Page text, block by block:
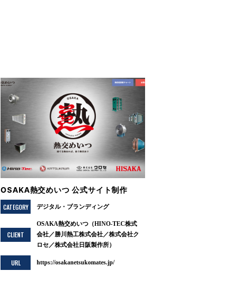
OSAKA熱交めいつ 公式サイト制作
CATEGORY デジタル ブランディング
CLIENT
OSAKA熱交めいつ（HINO-TEC株式
会社／勝川熱工株式会社／株式会社ク
ロセ／株式会社日阪製作所）
URL https://osakanetsukomates.jp/